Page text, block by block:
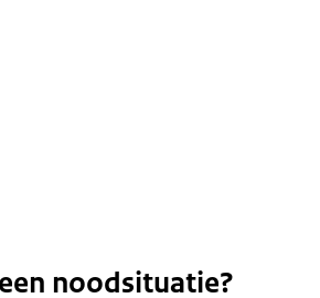
noodsituatie?